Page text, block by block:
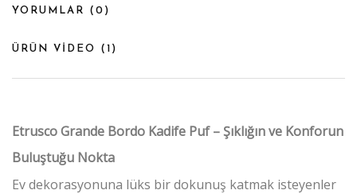
YORUMLAR ( 0 )
ÜRÜN VİDEO ( 1 )
Etrusco Grande Bordo Kadife Puf – Şıklığın ve Konforun
Buluştuğu Nokta
Ev dekorasyonuna lüks bir dokunuş katmak isteyenler